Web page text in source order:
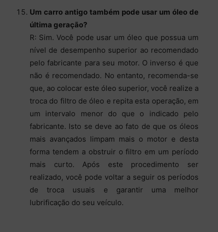
Um carro antigo também pode usar um óleo de
última geração?
R: Sim. Você pode usar um óleo que possua um
nível de desempenho superior ao recomendado
pelo fabricante para seu motor. O inverso é que
não é recomendado. No entanto, recomenda-se
que, ao colocar este óleo superior, você realize a
troca do filtro de óleo e repita esta operação, em
um intervalo menor do que o indicado pelo
fabricante. Isto se deve ao fato de que os óleos
mais avançados limpam mais o motor e desta
forma tendem a obstruir o filtro em um período
mais curto. Após este procedimento ser
realizado, você pode voltar a seguir os períodos
de troca usuais e garantir uma melhor
lubrificação do seu veículo.